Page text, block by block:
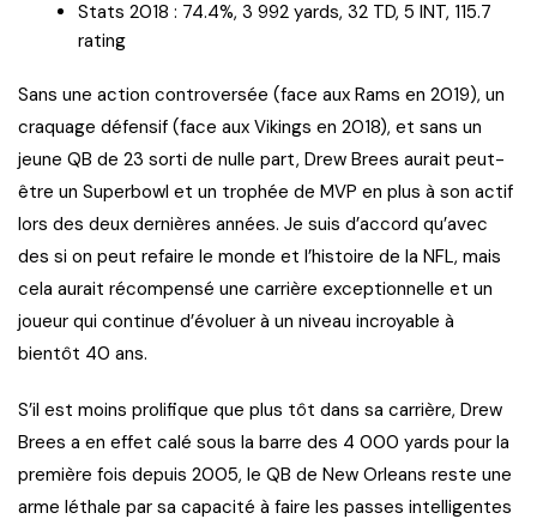
Stats 2018 : 74.4%, 3 992 yards, 32 TD, 5 INT, 115.7
rating
Sans une action controversée (face aux Rams en 2019), un
craquage défensif (face aux Vikings en 2018), et sans un
jeune QB de 23 sorti de nulle part, Drew Brees aurait peut-
être un Superbowl et un trophée de MVP en plus à son actif
lors des deux dernières années. Je suis d’accord qu’avec
des si on peut refaire le monde et l’histoire de la NFL, mais
cela aurait récompensé une carrière exceptionnelle et un
joueur qui continue d’évoluer à un niveau incroyable à
bientôt 40 ans.
S’il est moins prolifique que plus tôt dans sa carrière, Drew
Brees a en effet calé sous la barre des 4 000 yards pour la
première fois depuis 2005, le QB de New Orleans reste une
arme léthale par sa capacité à faire les passes intelligentes